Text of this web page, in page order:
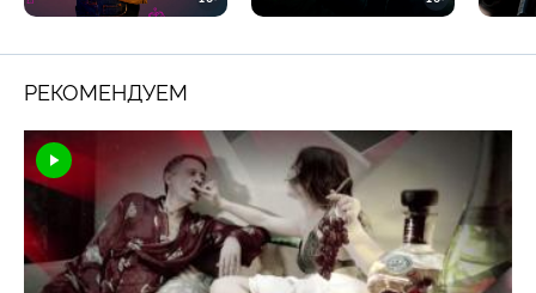
РЕКОМЕНДУЕМ